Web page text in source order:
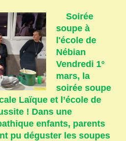
Soirée
soupe à
l'école de
Nébian
Vendredi 1°
mars, la
soirée soupe
Laïque et l’école de
! Dans une
enfants, parents
pu déguster les soupes